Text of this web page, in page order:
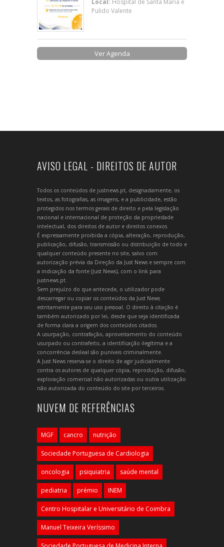
Pulido Valente
Ver Agenda
AVISO LEGAL - DIREITOS DE AUTOR
Todos os conteúdos de justnews.pt, designadamente, os
textos, as fotografias, as imagens, e a publicidade, estão
protegidos nos termos gerais de direito e pela legislação
nacional e internacional de proteção da propriedade
intelectual, dos direitos de autor e direitos conexos.
É expressamente proibida a cópia, alteração, reprodução,
publicação, difusão, transmissão ou distribuição de todo e
qualquer conteúdo presente no site, salvo com
autorização prévia da Direção da Just News e sempre com
a indicação da fonte (Just News), com o link para
justnews.pt.
Sem prejuízo do que antecede, o utilizador pode
descarregar ou copiar os conteúdos da Just News
estritamente para seu uso pessoal. O direito à citação é
também autorizado por lei, desde que seja identificada
de forma clara a origem dos conteúdos citados.
A usurpação, contrafação, aproveitamento do conteúdo
usurpado ou contrafeito, a identificação ilegítima e a
concorrência desleal são puníveis criminalmente.
A Just News reserva-se o direito de agir judicialmente
contra os autores de qualquer cópia, reprodução, difusão,
exploração comercial não autorizadas ou outra utilização
não autorizada do conteúdo do site por terceiros.
NUVEM DE REFERÊNCIAS
MGF cancro nutrição
Sociedade Portuguesa de Cardiologia
oncologia psiquiatria saúde mental
pediatria prémio INEM
Centro Hospitalar e Universitário de Coimbra
Manuel Teixeira Veríssimo